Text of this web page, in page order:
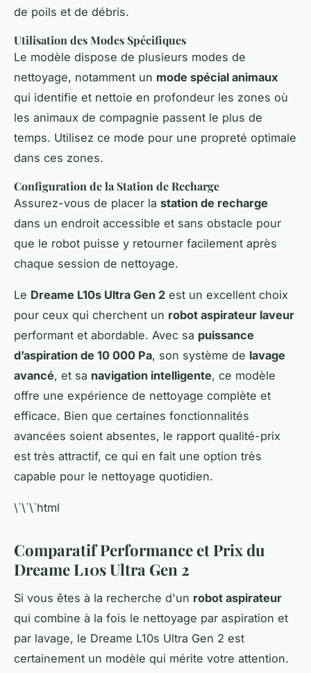
de poils et de débris.
Utilisation des Modes Spécifiques
Le modèle dispose de plusieurs modes de
nettoyage, notamment un mode spécial animaux
qui identifie et nettoie en profondeur les zones où
les animaux de compagnie passent le plus de
temps. Utilisez ce mode pour une propreté optimale
dans ces zones.
Configuration de la Station de Recharge
Assurez-vous de placer la station de recharge
dans un endroit accessible et sans obstacle pour
que le robot puisse y retourner facilement après
chaque session de nettoyage.
Le Dreame L10s Ultra Gen 2 est un excellent choix
pour ceux qui cherchent un robot aspirateur laveur
performant et abordable. Avec sa puissance
d’aspiration de 10 000 Pa, son système de lavage
avancé, et sa navigation intelligente, ce modèle
offre une expérience de nettoyage complète et
efficace. Bien que certaines fonctionnalités
avancées soient absentes, le rapport qualité-prix
est très attractif, ce qui en fait une option très
capable pour le nettoyage quotidien.
\`\`\`html
Comparatif Performance et Prix du
Dreame L10s Ultra Gen 2
Si vous êtes à la recherche d'un robot aspirateur
qui combine à la fois le nettoyage par aspiration et
par lavage, le Dreame L10s Ultra Gen 2 est
certainement un modèle qui mérite votre attention.